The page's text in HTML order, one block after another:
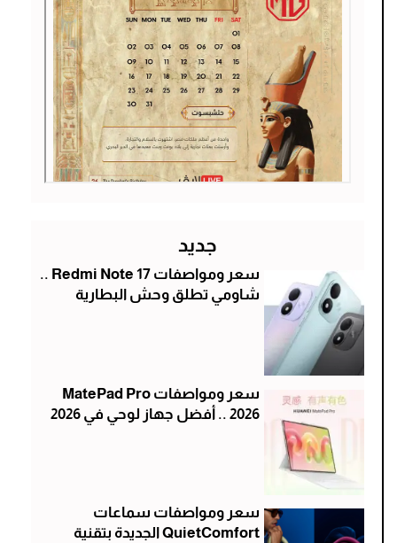
جديد
سعر ومواصفات Redmi Note 17 ..
شاومي تطلق وحش البطارية
سعر ومواصفات MatePad Pro
2026 .. أفضل جهاز لوحي في 2026
سعر ومواصفات سماعات
QuietComfort الجديدة بتقنية